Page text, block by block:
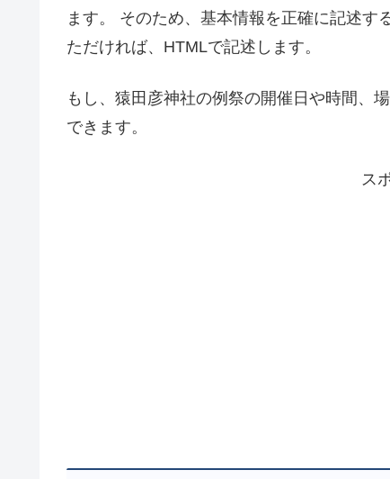
ます。 そのため、基本情報を正確に記述す
ただければ、HTMLで記述します。
もし、猿田彦神社の例祭の開催日や時間、
できます。
ス